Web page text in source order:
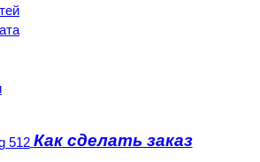
Как сделать заказ